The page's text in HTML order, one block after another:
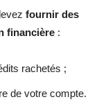
fournir des
financière :
rachetés ;
de votre compte.